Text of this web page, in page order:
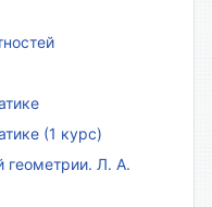
(1 курс)
геометрии. Л. А.